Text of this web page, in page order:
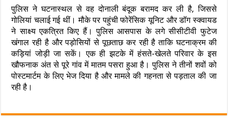
पुलिस ने घटनास्थल से वह दोनाली बंदूक बरामद कर ली है, जिससे
गोलियां चलाई गई थीं। मौके पर पहुंची फोरेंसिक यूनिट और डॉग स्क्वायड
ने साक्ष्य एकत्रित किए हैं। पुलिस आसपास के लगे सीसीटीवी फुटेज
खंगाल रही है और पड़ोसियों से पूछताछ कर रही है ताकि घटनाक्रम की
कड़ियां जोड़ी जा सकें। एक ही झटके में हंसते-खेलते परिवार के इस
खौफनाक अंत से पूरे गांव में मातम पसरा हुआ है। पुलिस ने तीनों शवों को
पोस्टमार्टम के लिए भेज दिया है और मामले की गहनता से पड़ताल की जा
रही है।